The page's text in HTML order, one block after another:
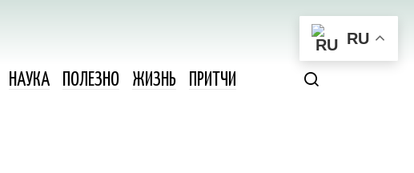
НАУКА ПОЛЕЗНО ЖИЗНЬ ПРИТЧИ
RU